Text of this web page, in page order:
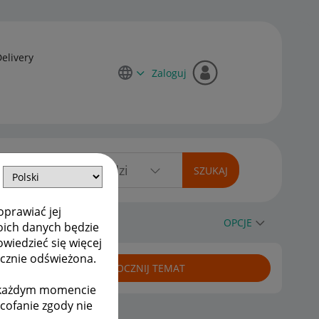
jej
danych będzie
się więcej
odświeżona.
momencie
zgody nie
Zaloguj
OPCJE
ROZPOCZNIJ TEMAT